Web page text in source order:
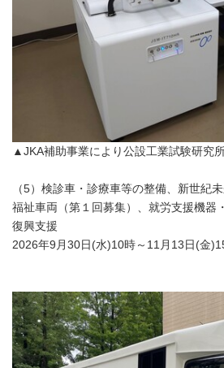
▲JKA補助事業により公設工業試験研究
（5）検診車・診療車等の整備、新世紀
福祉車両（第１回募集）、就労支援機器
復興支援
2026年9月30日(水)10時～11月13日(金